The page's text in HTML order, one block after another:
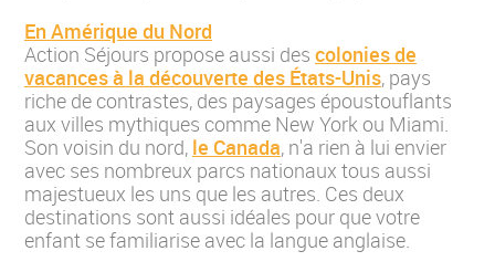
En Amérique du Nord
Action Séjours propose aussi des colonies de
vacances à la découverte des États-Unis, pays
riche de contrastes, des paysages époustouflants
aux villes mythiques comme New York ou Miami.
Son voisin du nord, le Canada, n'a rien à lui envier
avec ses nombreux parcs nationaux tous aussi
majestueux les uns que les autres. Ces deux
destinations sont aussi idéales pour que votre
enfant se familiarise avec la langue anglaise.